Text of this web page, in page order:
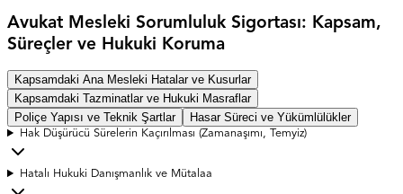
Avukat Mesleki Sorumluluk Sigortası: Kapsam,
Süreçler ve Hukuki Koruma
Kapsamdaki Ana Mesleki Hatalar ve Kusurlar
Kapsamdaki Tazminatlar ve Hukuki Masraflar
Poliçe Yapısı ve Teknik Şartlar
Hasar Süreci ve Yükümlülükler
Hak Düşürücü Sürelerin Kaçırılması (Zamanaşımı, Temyiz)
Hatalı Hukuki Danışmanlık ve Mütalaa